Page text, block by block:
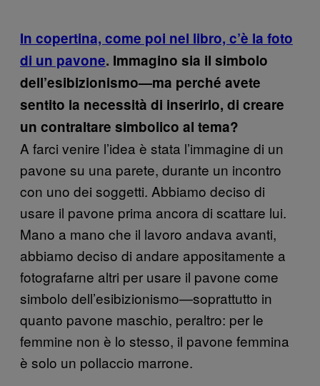
In copertina, come poi nel libro, c’è la foto
di un pavone. Immagino sia il simbolo
dell’esibizionismo—ma perché avete
sentito la necessità di inserirlo, di creare
un contraltare simbolico al tema?
A farci venire l’idea è stata l’immagine di un
pavone su una parete, durante un incontro
con uno dei soggetti. Abbiamo deciso di
usare il pavone prima ancora di scattare lui.
Mano a mano che il lavoro andava avanti,
abbiamo deciso di andare appositamente a
fotografarne altri per usare il pavone come
simbolo dell’esibizionismo—soprattutto in
quanto pavone maschio, peraltro: per le
femmine non è lo stesso, il pavone femmina
è solo un pollaccio marrone.